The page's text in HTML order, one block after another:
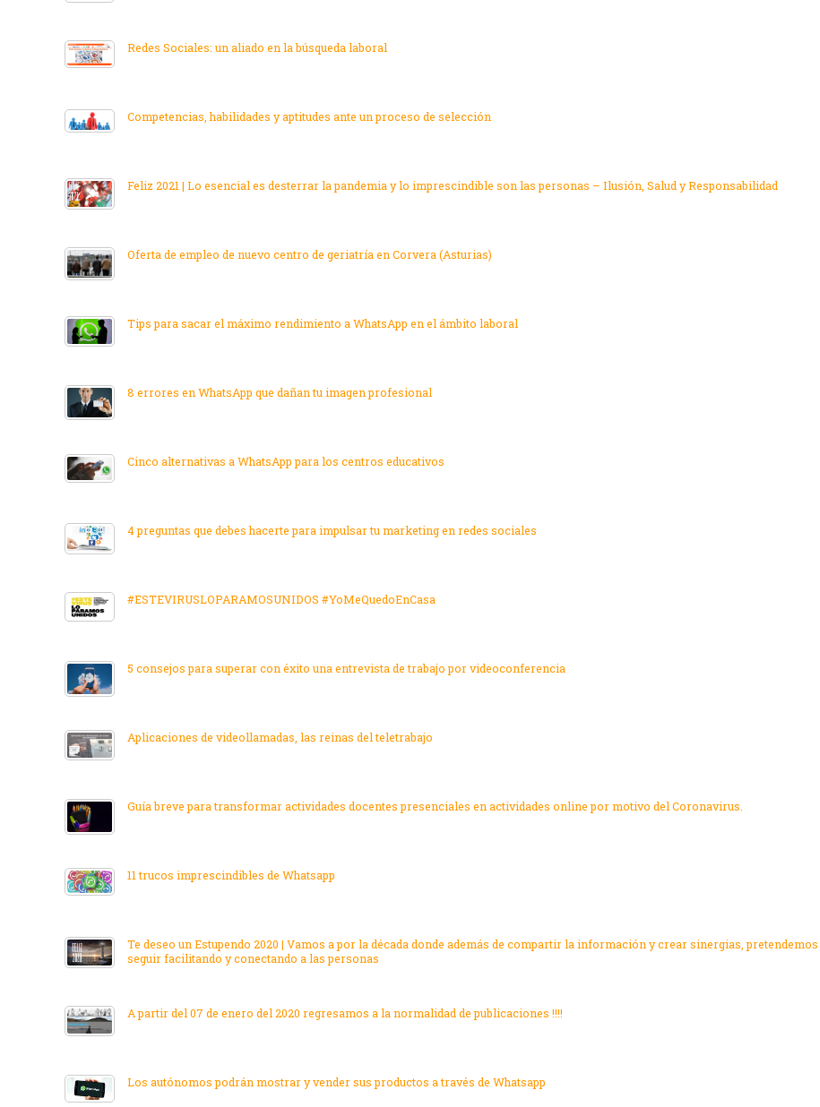
Redes Sociales: un aliado en la búsqueda laboral
Competencias, habilidades y aptitudes ante un proceso de selección
Feliz 2021 | Lo esencial es desterrar la pandemia y lo imprescindible son las personas – Ilusión, Salud y Responsabilidad
Oferta de empleo de nuevo centro de geriatría en Corvera (Asturias)
Tips para sacar el máximo rendimiento a WhatsApp en el ámbito laboral
8 errores en WhatsApp que dañan tu imagen profesional
Cinco alternativas a WhatsApp para los centros educativos
4 preguntas que debes hacerte para impulsar tu marketing en redes sociales
#ESTEVIRUSLOPARAMOSUNIDOS #YoMeQuedoEnCasa
5 consejos para superar con éxito una entrevista de trabajo por videoconferencia
Aplicaciones de videollamadas, las reinas del teletrabajo
Guía breve para transformar actividades docentes presenciales en actividades online por motivo del Coronavirus.
11 trucos imprescindibles de Whatsapp
Te deseo un Estupendo 2020 | Vamos a por la década donde además de compartir la información y crear sinergias, pretendemos
seguir facilitando y conectando a las personas
A partir del 07 de enero del 2020 regresamos a la normalidad de publicaciones !!!!
Los autónomos podrán mostrar y vender sus productos a través de Whatsapp